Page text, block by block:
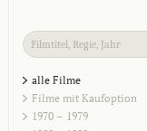
alle Filme
Filme mit Kaufoption
1970 – 1979